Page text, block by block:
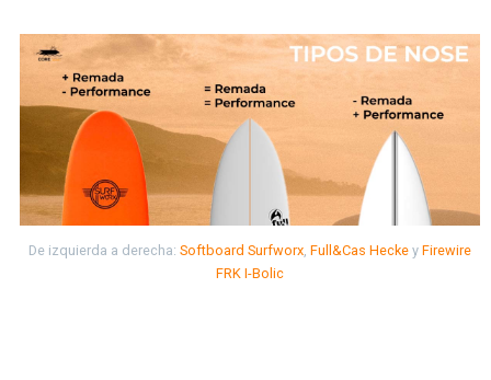
De izquierda a derecha: Softboard Surfworx, Full&Cas Hecke y Firewire
FRK I-Bolic